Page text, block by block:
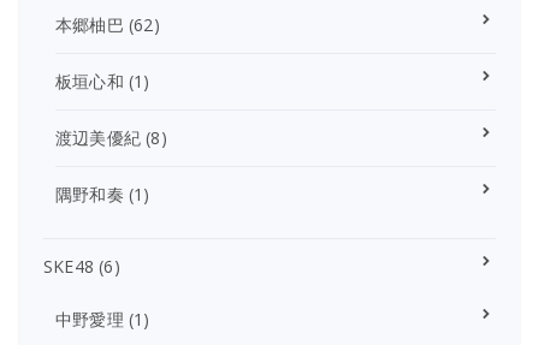
本郷柚巴 (62)
板垣心和 (1)
渡辺美優紀 (8)
隅野和奏 (1)
SKE48 (6)
中野愛理 (1)